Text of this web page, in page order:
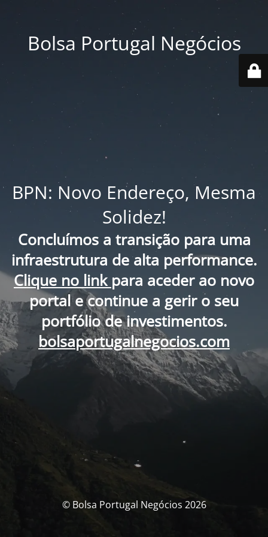
Bolsa Portugal Negócios
BPN: Novo Endereço, Mesma
Solidez!
Concluímos a transição para uma
infraestrutura de alta performance.
Clique no link para aceder ao novo
portal e continue a gerir o seu
portfólio de investimentos.
bolsaportugalnegocios.com
© Bolsa Portugal Negócios 2026